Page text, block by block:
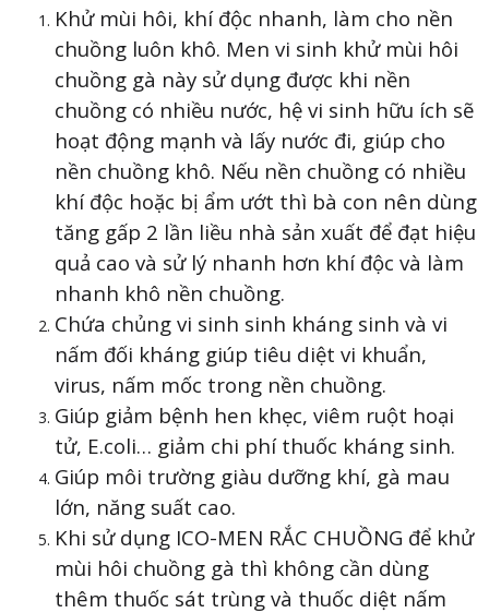
Khử mùi hôi, khí độc nhanh, làm cho nền
chuồng luôn khô. Men vi sinh khử mùi hôi
chuồng gà này sử dụng được khi nền
chuồng có nhiều nước, hệ vi sinh hữu ích sẽ
hoạt động mạnh và lấy nước đi, giúp cho
nền chuồng khô. Nếu nền chuồng có nhiều
khí độc hoặc bị ẩm ướt thì bà con nên dùng
tăng gấp 2 lần liều nhà sản xuất để đạt hiệu
quả cao và sử lý nhanh hơn khí độc và làm
nhanh khô nền chuồng.
Chứa chủng vi sinh sinh kháng sinh và vi
nấm đối kháng giúp tiêu diệt vi khuẩn,
virus, nấm mốc trong nền chuồng.
Giúp giảm bệnh hen khẹc, viêm ruột hoại
tử, E.coli… giảm chi phí thuốc kháng sinh.
Giúp môi trường giàu dưỡng khí, gà mau
lớn, năng suất cao.
Khi sử dụng ICO-MEN RẮC CHUỒNG để khử
mùi hôi chuồng gà thì không cần dùng
thêm thuốc sát trùng và thuốc diệt nấm